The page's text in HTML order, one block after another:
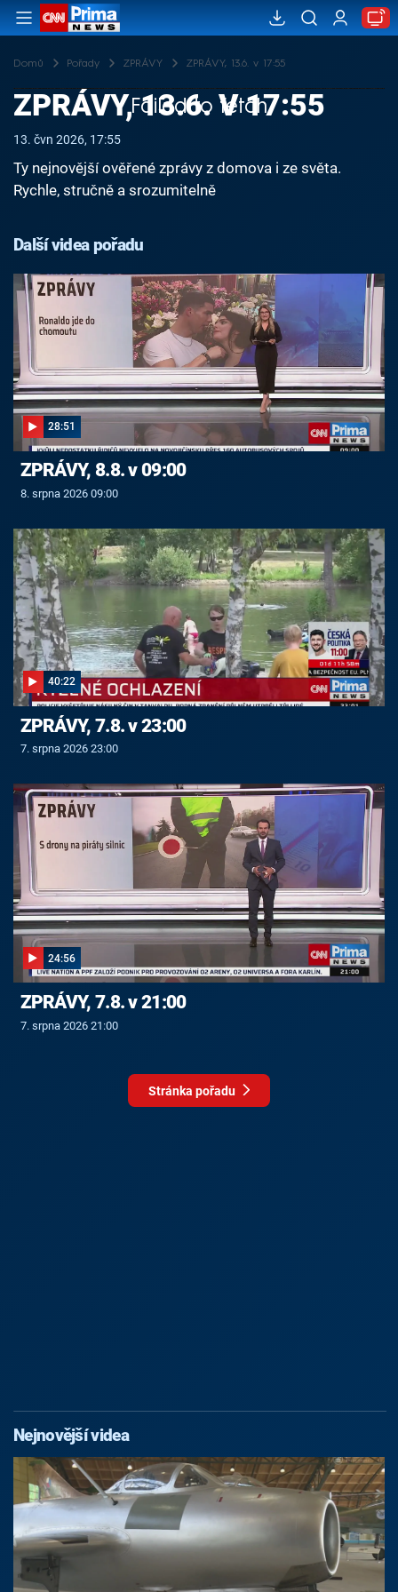
Domů Pořady ZPRÁVY ZPRÁVY, 13.6. v 17:55
Failed to fetch
ZPRÁVY, 13.6. V 17:55
13. čvn 2026, 17:55
Ty nejnovější ověřené zprávy z domova i ze světa.
Rychle, stručně a srozumitelně
Další videa pořadu
28:51
ZPRÁVY, 8.8. v 09:00
8. srpna 2026 09:00
40:22
ZPRÁVY, 7.8. v 23:00
7. srpna 2026 23:00
24:56
ZPRÁVY, 7.8. v 21:00
7. srpna 2026 21:00
Stránka pořadu
Nejnovější videa